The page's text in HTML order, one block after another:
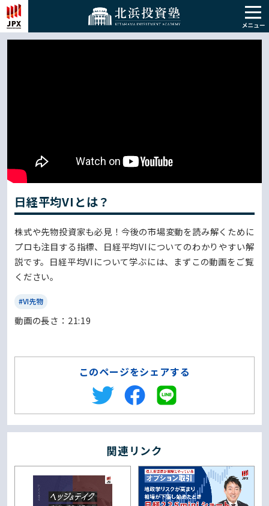
日経平均VIとは？
株式や先物投資家も必見！今後の市場変動を読み解くために
プロも注目する指標、日経平均VIについてのわかりやすい解
説です。日経平均VIについて学ぶには、まずこの動画をご覧
ください。
#VI先物
動画の⻑さ：21:19
このページをシェアする
関連リンク